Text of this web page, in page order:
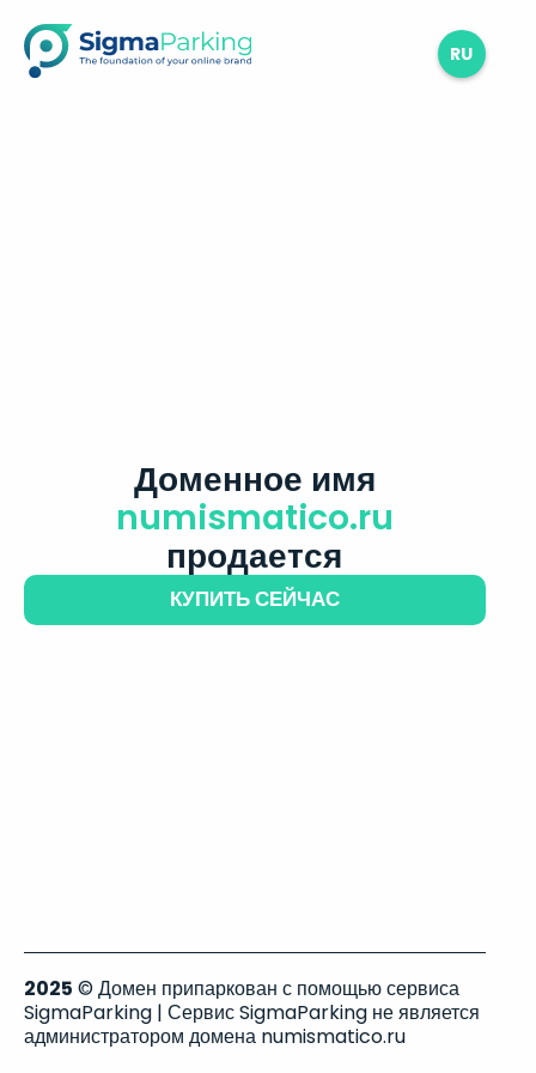
RU
Доменное имя
numismatico.ru
продается
КУПИТЬ СЕЙЧАС
2025 © Домен припаркован с помощью сервиса
SigmaParking | Сервис SigmaParking не является
администратором домена numismatico.ru